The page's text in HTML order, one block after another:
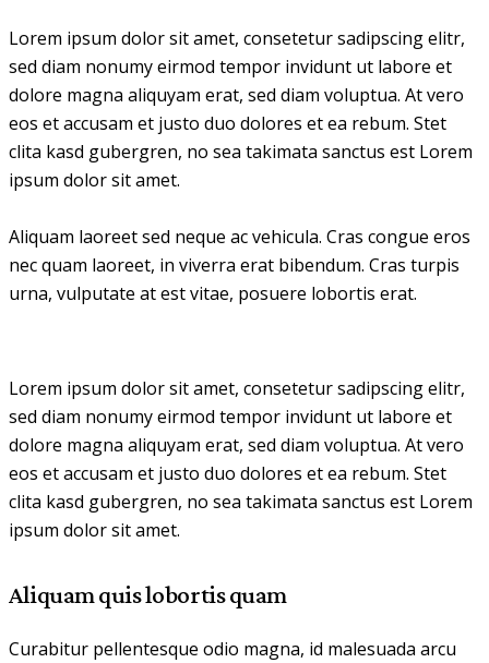
Lorem ipsum dolor sit amet, consetetur sadipscing elitr,
sed diam nonumy eirmod tempor invidunt ut labore et
dolore magna aliquyam erat, sed diam voluptua. At vero
eos et accusam et justo duo dolores et ea rebum. Stet
clita kasd gubergren, no sea takimata sanctus est Lorem
ipsum dolor sit amet.
Aliquam laoreet sed neque ac vehicula. Cras congue eros
nec quam laoreet, in viverra erat bibendum. Cras turpis
urna, vulputate at est vitae, posuere lobortis erat.
Lorem ipsum dolor sit amet, consetetur sadipscing elitr,
sed diam nonumy eirmod tempor invidunt ut labore et
dolore magna aliquyam erat, sed diam voluptua. At vero
eos et accusam et justo duo dolores et ea rebum. Stet
clita kasd gubergren, no sea takimata sanctus est Lorem
ipsum dolor sit amet.
Aliquam quis lobortis quam
Curabitur pellentesque odio magna, id malesuada arcu